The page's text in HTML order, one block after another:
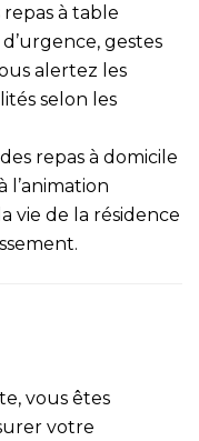
repas à table
gestes
alertez les
selon les
repas à domicile
l’animation
vie de la résidence
vous êtes
votre